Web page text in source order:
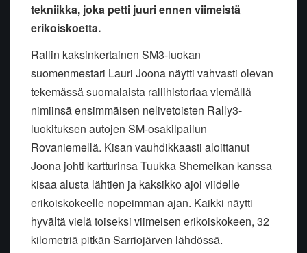
tekniikka, joka petti juuri ennen viimeistä
erikoiskoetta.
Rallin kaksinkertainen SM3-luokan
suomenmestari Lauri Joona näytti vahvasti olevan
tekemässä suomalaista rallihistoriaa viemällä
nimiinsä ensimmäisen nelivetoisten Rally3-
luokituksen autojen SM-osakilpailun
Rovaniemellä. Kisan vauhdikkaasti aloittanut
Joona johti kartturinsa Tuukka Shemeikan kanssa
kisaa alusta lähtien ja kaksikko ajoi viidelle
erikoiskokeelle nopeimman ajan. Kaikki näytti
hyvältä vielä toiseksi viimeisen erikoiskokeen, 32
kilometriä pitkän Sarriojärven lähdössä.